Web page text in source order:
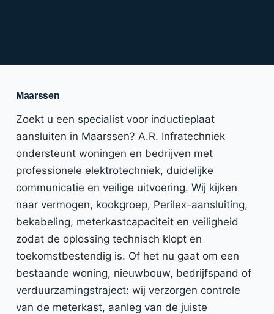
Maarssen
Zoekt u een specialist voor inductieplaat
aansluiten in Maarssen? A.R. Infratechniek
ondersteunt woningen en bedrijven met
professionele elektrotechniek, duidelijke
communicatie en veilige uitvoering. Wij kijken
naar vermogen, kookgroep, Perilex-aansluiting,
bekabeling, meterkastcapaciteit en veiligheid
zodat de oplossing technisch klopt en
toekomstbestendig is. Of het nu gaat om een
bestaande woning, nieuwbouw, bedrijfspand of
verduurzamingstraject: wij verzorgen controle
van de meterkast, aanleg van de juiste